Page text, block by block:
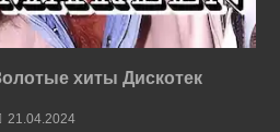
хиты Дискотек
21.04.2024